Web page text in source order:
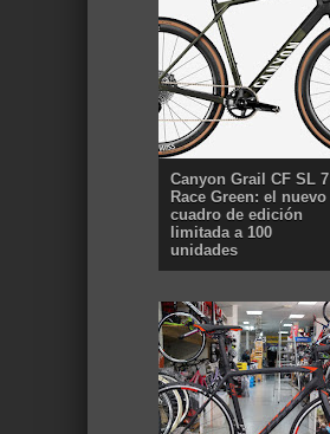
Canyon Grail CF SL 7
Race Green: el nuevo
cuadro de edición
limitada a 100
unidades